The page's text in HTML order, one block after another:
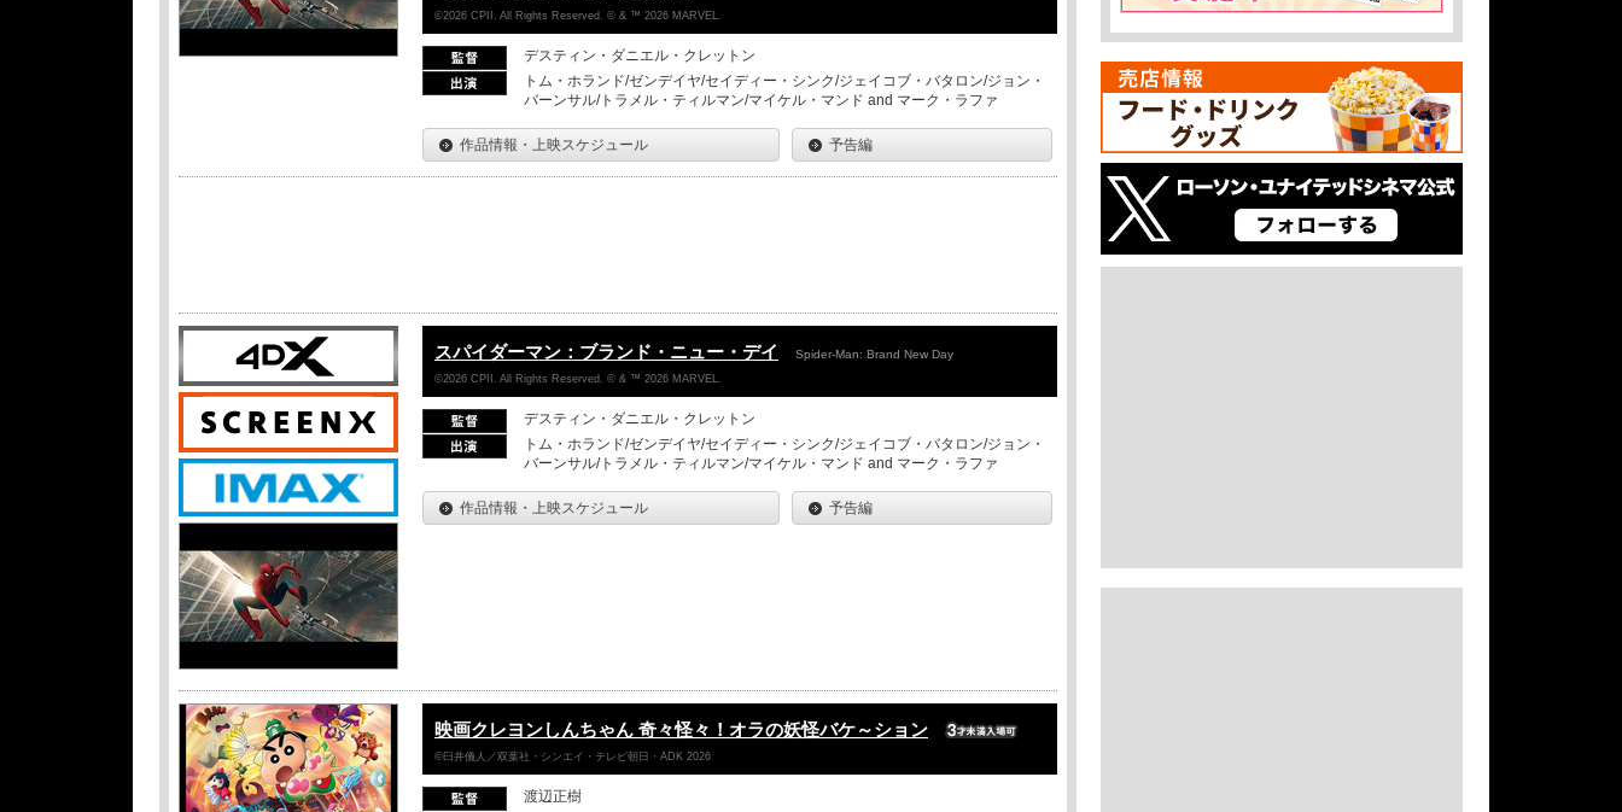
©2026 CPII. All Rights Reserved. © & ™ 2026 MARVEL.
デスティン・ダニエル・クレットン
トム・ホランド/ゼンデイヤ/セイディー・シンク/ジェイコブ・バタロン/ジョン・
バーンサル/トラメル・ティルマン/マイケル・マンド and マーク・ラファ
作品情報・上映スケジュール 予告編
スパイダーマン：ブランド・ニュー・デイ Spider-Man: Brand New Day
©2026 CPII. All Rights Reserved. © & ™ 2026 MARVEL.
デスティン・ダニエル・クレットン
トム・ホランド/ゼンデイヤ/セイディー・シンク/ジェイコブ・バタロン/ジョン・
バーンサル/トラメル・ティルマン/マイケル・マンド and マーク・ラファ
作品情報・上映スケジュール 予告編
映画クレヨンしんちゃん 奇々怪々！オラの妖怪バケ～ション
©臼井儀人／双葉社・シンエイ・テレビ朝日・ADK 2026
渡辺正樹